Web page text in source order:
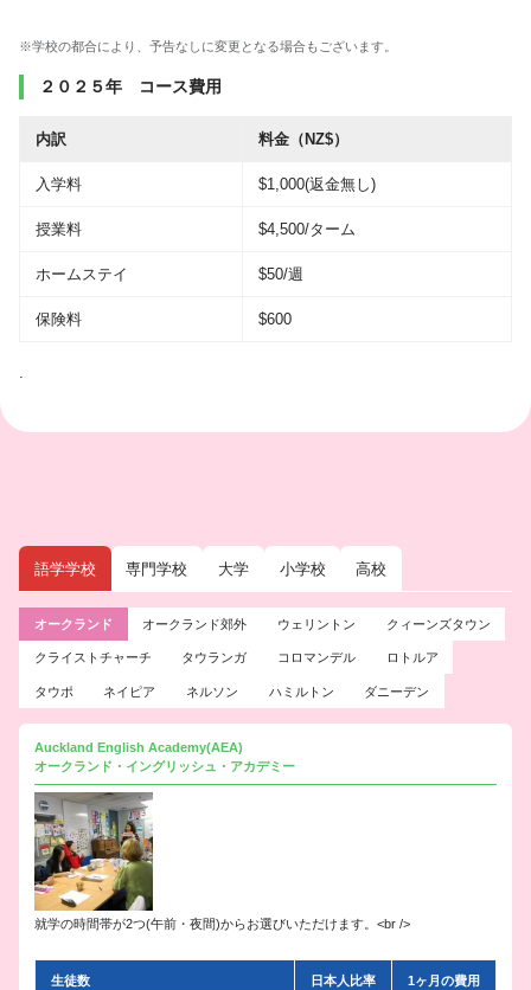
※学校の都合により、予告なしに変更となる場合もございます。
２０２５年 コース費用
内訳 料金（NZ$）
入学料 $1,000(返金無し)
授業料 $4,500/ターム
ホームステイ $50/週
保険料 $600
語学学校 専門学校 大学 小学校 高校
オークランド オークランド郊外 ウェリントン クィーンズタウン
クライストチャーチ タウランガ コロマンデル ロトルア
タウポ ネイピア ネルソン ハミルトン ダニーデン
Auckland English Academy(AEA)
オークランド・イングリッシュ・アカデミー
就学の時間帯が2つ(午前・夜間)からお選びいただけます。<br />
生徒数 日本人比率 1ヶ月の費用